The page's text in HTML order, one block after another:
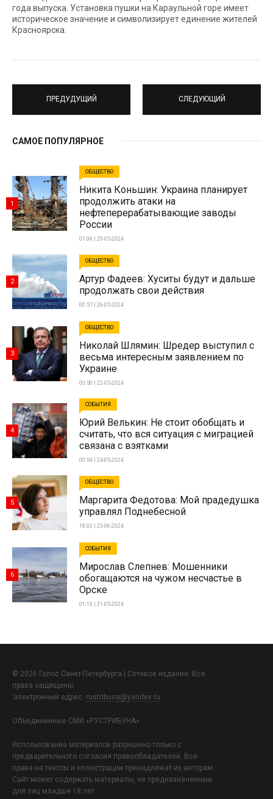
года выпуска. Установка пушки на Караульной горе имеет
историческое значение и символизирует единение жителей
Красноярска.
ПРЕДУДУЩИЙ СЛЕДУЮЩИЙ
САМОЕ ПОПУЛЯРНОЕ
ОБЩЕСТВО
Никита Коньшин: Украина планирует
продолжить атаки на
нефтеперерабатывающие заводы
России
01:06 | 29-05-2024
1
ОБЩЕСТВО
Артур Фадеев: Хуситы будут и дальше
продолжать свои действия
00:57 | 26-05-2024
2
ОБЩЕСТВО
Николай Шлямин: Шредер выступил с
весьма интересным заявлением по
Украине
00:50 | 22-05-2024
3
СОБЫТИЯ
Юрий Велькин: Не стоит обобщать и
считать, что вся ситуация с миграцией
связана с взятками
00:54 | 24-05-2024
4
ОБЩЕСТВО
Маргарита Федотова: Мой прадедушка
управлял Поднебесной
18:03 | 23-06-2024
5
СОБЫТИЯ
Мирослав Слепнев: Мошенники
обогащаются на чужом несчастье в
Орске
01:10 | 31-05-2024
6
© 2026 Голос Санкт-Петербурга | Сетевое издание. Все
права защищены.
Электронный адрес: rustribuna@yandex.ru
Объединенные СМИ «РУСТРИБУНА»
Использование материалов разрешено только с
предварительного согласия правообладателей. Все
права на тексты и иллюстрации принадлежат их авторам.
Сайт может содержать материалы, не предназначенные
для лиц младше 18 лет.